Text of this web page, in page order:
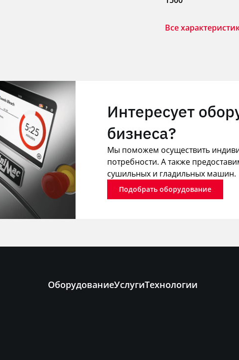
Все
Интересует
бизнеса?
Мы поможем осуществить
потребности. А также
сушильных и гладильных машин.
Подобрать оборудование
ОборудованиеУслугиТехнологии